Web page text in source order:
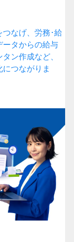
なげ、労務･給
ータからの給与
ン作成など、
つながりま